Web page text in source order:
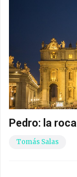
Pedro: la roca
Tomás Salas